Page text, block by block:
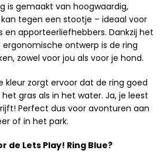
is gemaakt van hoogwaardig,
tegen een stootje – ideaal voor
en apporteerliefhebbers. Dankzij het
ontwerp is de ring
zowel voor jou als voor je hond.
kleur zorgt ervoor dat de ring goed
gras als in het water. Ja, je leest
Perfect dus voor avonturen aan
of in het park.
de Lets Play! Ring Blue?